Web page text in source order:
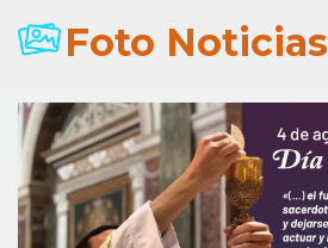
Foto Noticias